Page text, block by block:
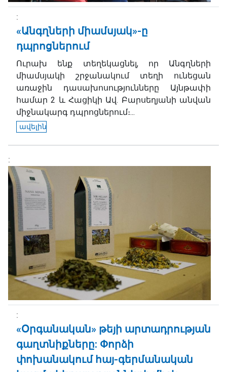
«Անգղների միամսյակ»-ը
դպրոցներում
Ուրախ ենք տեղեկացնել, որ Անգղների
միամսյակի շրջանակում տեղի ունեցան
առաջին դասախոսությունները Այնթափի
համար 2 և Հացիկի Ավ. Բարսեղյանի անվան
միջնակարգ դպրոցներում։...
ավելին
«Օրգանական» թեյի արտադրության
գաղտնիքները: Փորձի
փոխանակում հայ-գերմանական